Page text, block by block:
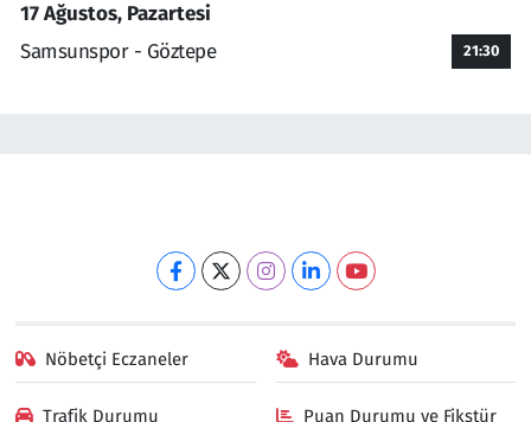
17 Ağustos, Pazartesi
Samsunspor - Göztepe
21:30
Nöbetçi Eczaneler Hava Durumu
Trafik Durumu Puan Durumu ve Fikstür